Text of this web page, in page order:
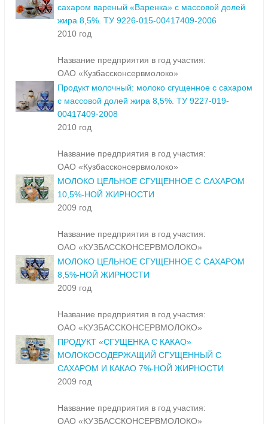
сахаром вареный «Варенка» с массовой долей
жира 8,5%. ТУ 9226-015-00417409-2006
2010 год
Название предприятия в год участия:
ОАО «Кузбассконсервмолоко»
Продукт молочный: молоко сгущенное с сахаром
с массовой долей жира 8,5%. ТУ 9227-019-
00417409-2008
2010 год
Название предприятия в год участия:
ОАО «Кузбассконсервмолоко»
МОЛОКО ЦЕЛЬНОЕ СГУЩЕННОЕ С САХАРОМ
10,5%-НОЙ ЖИРНОСТИ
2009 год
Название предприятия в год участия:
ОАО «КУЗБАССКОНСЕРВМОЛОКО»
МОЛОКО ЦЕЛЬНОЕ СГУЩЕННОЕ С САХАРОМ
8,5%-НОЙ ЖИРНОСТИ
2009 год
Название предприятия в год участия:
ОАО «КУЗБАССКОНСЕРВМОЛОКО»
ПРОДУКТ «СГУЩЕНКА С КАКАО»
МОЛОКОСОДЕРЖАЩИЙ СГУЩЕННЫЙ С
САХАРОМ И КАКАО 7%-НОЙ ЖИРНОСТИ
2009 год
Название предприятия в год участия:
ОАО «КУЗБАССКОНСЕРВМОЛОКО»